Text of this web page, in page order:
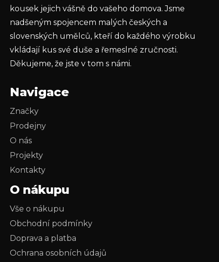
kousek jejich vášně do vašeho domova. Jsme
nadšeným spojencem malých českých a
slovenských umělců, kteří do každého výrobku
vkládají kus své duše a řemeslné zručnosti.
Děkujeme, že jste v tom s námi.
Navigace
Značky
Prodejny
O nás
Projekty
Kontakty
O nákupu
Vše o nákupu
Obchodní podmínky
Doprava a platba
Ochrana osobních údajů